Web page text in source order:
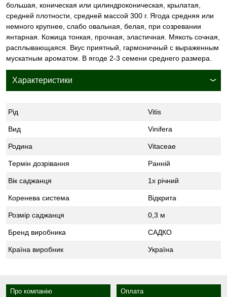
большая, коническая или цилиндроконическая, крылатая,
средней плотности, средней массой 300 г. Ягода средняя или
немного крупнее, слабо овальная, белая, при созревании
янтарная. Кожица тонкая, прочная, эластичная. Мякоть сочная,
расплывающаяся. Вкус приятный, гармоничный с выраженным
мускатным ароматом. В ягоде 2-3 семени среднего размера.
Характеристики
Рід Vitis
Вид Vinifera
Родина Vitaceae
Термін дозрівання Ранній
Вік саджанця 1х річний
Коренева система Відкрита
Розмір саджанця 0,3 м
Бренд виробника САДКО
Країна виробник Україна
Про компанію Оплата